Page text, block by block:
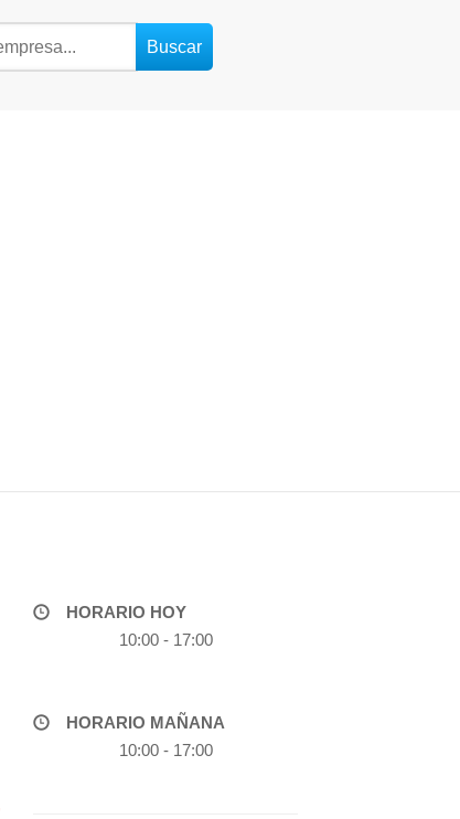
HORARIO HOY
10:00 - 17:00
HORARIO MAÑANA
10:00 - 17:00